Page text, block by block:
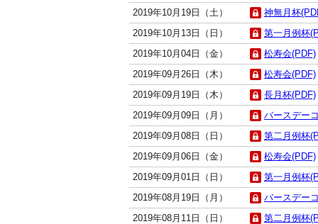
2019年10月19日（土）
神無月杯
2019年10月13日（日）
第一月例杯
2019年10月04日（金）
松寿会(PDF)
2019年09月26日（木）
松寿会(PDF)
2019年09月19日（木）
長月杯(PDF)
2019年09月09日（月）
バースデー
2019年09月08日（日）
第二月例杯
2019年09月06日（金）
松寿会(PDF)
2019年09月01日（日）
第一月例杯
2019年08月19日（月）
バースデー
2019年08月11日（日）
第二月例杯